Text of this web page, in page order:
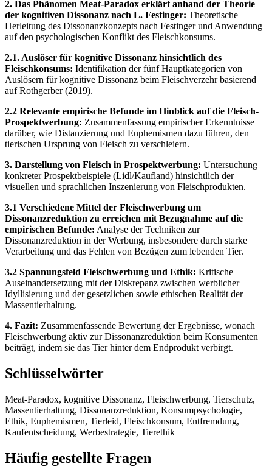
2. Das Phänomen Meat-Paradox erklärt anhand der Theorie
der kognitiven Dissonanz nach L. Festinger: Theoretische
Herleitung des Dissonanzkonzepts nach Festinger und Anwendung
auf den psychologischen Konflikt des Fleischkonsums.
2.1. Auslöser für kognitive Dissonanz hinsichtlich des
Fleischkonsums: Identifikation der fünf Hauptkategorien von
Auslösern für kognitive Dissonanz beim Fleischverzehr basierend
auf Rothgerber (2019).
2.2 Relevante empirische Befunde im Hinblick auf die Fleisch-
Prospektwerbung: Zusammenfassung empirischer Erkenntnisse
darüber, wie Distanzierung und Euphemismen dazu führen, den
tierischen Ursprung von Fleisch zu verschleiern.
3. Darstellung von Fleisch in Prospektwerbung: Untersuchung
konkreter Prospektbeispiele (Lidl/Kaufland) hinsichtlich der
visuellen und sprachlichen Inszenierung von Fleischprodukten.
3.1 Verschiedene Mittel der Fleischwerbung um
Dissonanzreduktion zu erreichen mit Bezugnahme auf die
empirischen Befunde: Analyse der Techniken zur
Dissonanzreduktion in der Werbung, insbesondere durch starke
Verarbeitung und das Fehlen von Bezügen zum lebenden Tier.
3.2 Spannungsfeld Fleischwerbung und Ethik: Kritische
Auseinandersetzung mit der Diskrepanz zwischen werblicher
Idyllisierung und der gesetzlichen sowie ethischen Realität der
Massentierhaltung.
4. Fazit: Zusammenfassende Bewertung der Ergebnisse, wonach
Fleischwerbung aktiv zur Dissonanzreduktion beim Konsumenten
beiträgt, indem sie das Tier hinter dem Endprodukt verbirgt.
Schlüsselwörter
Meat-Paradox, kognitive Dissonanz, Fleischwerbung, Tierschutz,
Massentierhaltung, Dissonanzreduktion, Konsumpsychologie,
Ethik, Euphemismen, Tierleid, Fleischkonsum, Entfremdung,
Kaufentscheidung, Werbestrategie, Tierethik
Häufig gestellte Fragen